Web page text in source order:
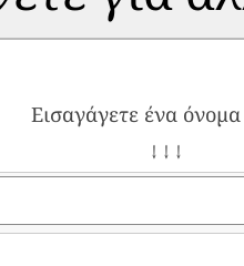
Εισαγάγετε ένα
↓ ↓ ↓